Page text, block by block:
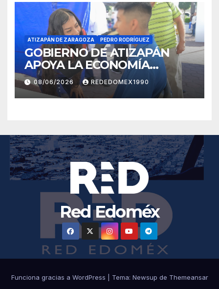
ATIZAPÁN DE ZARAGOZA PEDRO RODRÍGUEZ
GOBIERNO DE ATIZAPÁN
APOYA LA ECONOMÍA
FAMILIAR CON SERVICIOS
GRATUITOS ANTE EL
REGRESO A CLASES
08/06/2026 REDEDOMEX1990
Red Edoméx
Funciona gracias a WordPress Tema: Newsup de Themeansar